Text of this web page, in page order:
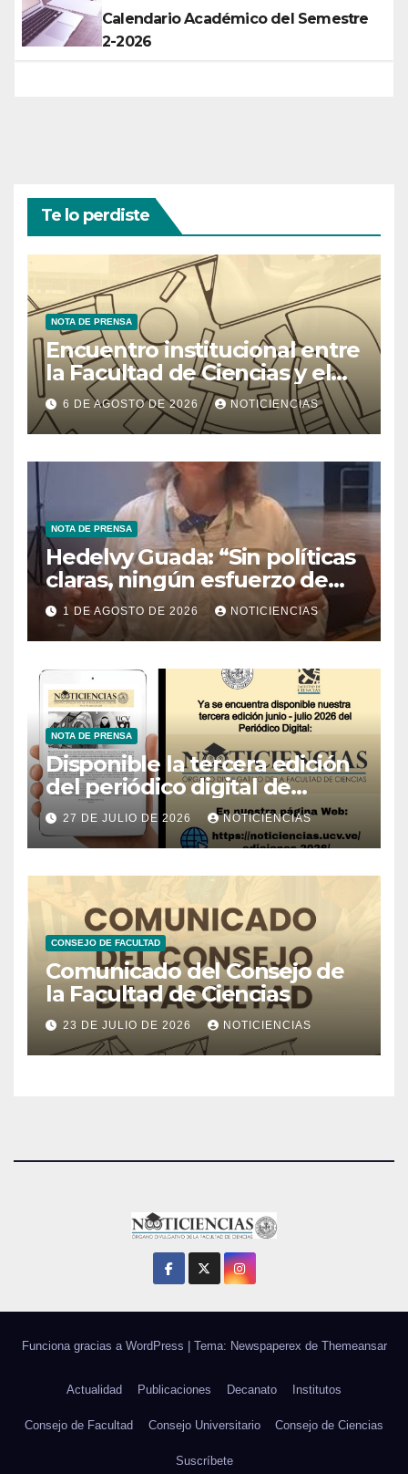
Calendario Académico del Semestre
2-2026
Te lo perdiste
NOTA DE PRENSA
Encuentro institucional entre
la Facultad de Ciencias y el
Ministerio de Ciencia y
Tecnología
6 DE AGOSTO DE 2026 NOTICIENCIAS
NOTA DE PRENSA
Hedelvy Guada: “Sin políticas
claras, ningún esfuerzo de
conservación rendirá frutos”
1 DE AGOSTO DE 2026 NOTICIENCIAS
NOTA DE PRENSA
Disponible la tercera edición
del periódico digital de
Noticiencias 2026
27 DE JULIO DE 2026 NOTICIENCIAS
CONSEJO DE FACULTAD
Comunicado del Consejo de
la Facultad de Ciencias
23 DE JULIO DE 2026 NOTICIENCIAS
Funciona gracias a WordPress | Tema: Newspaperex de Themeansar
Actualidad Publicaciones Decanato Institutos
Consejo de Facultad Consejo Universitario Consejo de Ciencias
Suscríbete